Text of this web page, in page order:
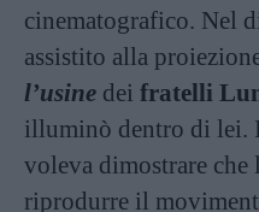
cinematografico. Nel
assistito alla
l’usine dei fratelli
illuminò dentro di lei.
voleva dimostrare che
riprodurre il